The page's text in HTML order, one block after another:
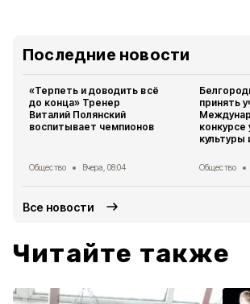
Последние новости
«Терпеть и доводить всё
до конца» Тренер
Виталий Полянский
воспитывает чемпионов
Общество Вчера, 08:04
принять
конкурсе
культуры
Общество
Все новости
Читайте также